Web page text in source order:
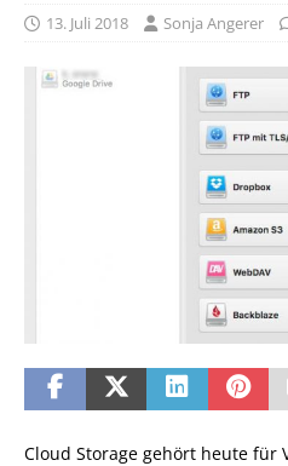
13. Juli 2018 Sonja Angerer
Cloud Storage gehört heute für